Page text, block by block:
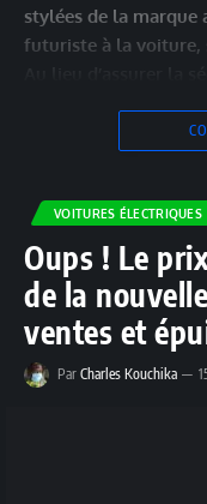
stylées de la marque
futuriste à la voiture,
VOITURES ÉLECTRIQUES
Oups ! Le
de la
ventes et
Par Charles Kouchika